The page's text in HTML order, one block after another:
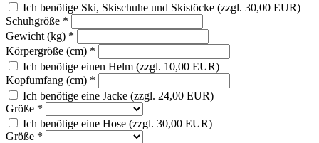
Ich benötige Ski, Skischuhe und Skistöcke (zzgl. 30,00 EUR)
Schuhgröße *
Gewicht (kg) *
Körpergröße (cm) *
Ich benötige einen Helm (zzgl. 10,00 EUR)
Kopfumfang (cm) *
Ich benötige eine Jacke (zzgl. 24,00 EUR)
Größe *
Ich benötige eine Hose (zzgl. 30,00 EUR)
Größe *